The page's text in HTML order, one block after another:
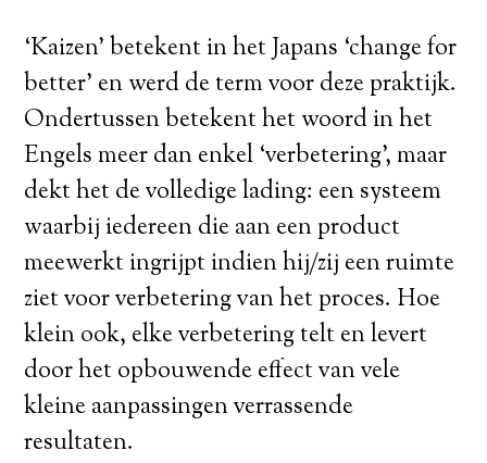
‘Kaizen’ betekent in het Japans ‘change for
better’ en werd de term voor deze praktijk.
Ondertussen betekent het woord in het
Engels meer dan enkel ‘verbetering’, maar
dekt het de volledige lading: een systeem
waarbij iedereen die aan een product
meewerkt ingrijpt indien hij/zij een ruimte
ziet voor verbetering van het proces. Hoe
klein ook, elke verbetering telt en levert
door het opbouwende effect van vele
kleine aanpassingen verrassende
resultaten.